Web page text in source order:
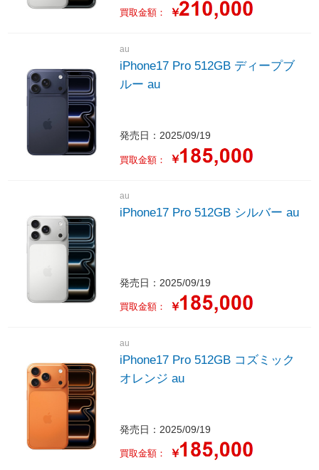
買取金額： ￥
au
iPhone17 Pro 512GB ディープブ
ルー au
発売日：2025/09/19
買取金額： ￥
au
iPhone17 Pro 512GB シルバー au
発売日：2025/09/19
買取金額： ￥
au
iPhone17 Pro 512GB コズミック
オレンジ au
発売日：2025/09/19
買取金額： ￥